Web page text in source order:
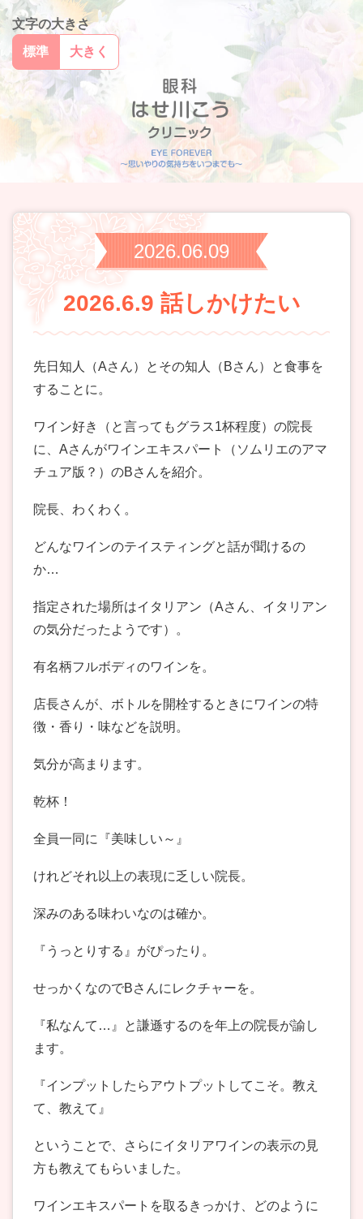
文字の大きさ
標準
大きく
2026.06.09
2026.6.9 話しかけたい
先日知人（Aさん）とその知人（Bさん）と食事を
することに。
ワイン好き（と言ってもグラス1杯程度）の院長
に、Aさんがワインエキスパート（ソムリエのアマ
チュア版？）のBさんを紹介。
院長、わくわく。
どんなワインのテイスティングと話が聞けるの
か…
指定された場所はイタリアン（Aさん、イタリアン
の気分だったようです）。
有名柄フルボディのワインを。
店長さんが、ボトルを開栓するときにワインの特
徴・香り・味などを説明。
気分が高まります。
乾杯！
全員一同に『美味しい～』
けれどそれ以上の表現に乏しい院長。
深みのある味わいなのは確か。
『うっとりする』がぴったり。
せっかくなのでBさんにレクチャーを。
『私なんて…』と謙遜するのを年上の院長が諭し
ます。
『インプットしたらアウトプットしてこそ。教え
て、教えて』
ということで、さらにイタリアワインの表示の見
方も教えてもらいました。
ワインエキスパートを取るきっかけ、どのように